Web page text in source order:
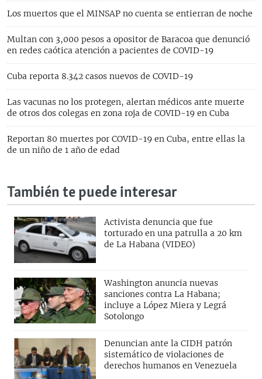
Los muertos que el MINSAP no cuenta se entierran de noche
Multan con 3,000 pesos a opositor de Baracoa que denunció
en redes caótica atención a pacientes de COVID-19
Cuba reporta 8.342 casos nuevos de COVID-19
Las vacunas no los protegen, alertan médicos ante muerte
de otros dos colegas en zona roja de COVID-19 en Cuba
Reportan 80 muertes por COVID-19 en Cuba, entre ellas la
de un niño de 1 año de edad
También te puede interesar
Activista denuncia que fue
torturado en una patrulla a 20 km
de La Habana (VIDEO)
Washington anuncia nuevas
sanciones contra La Habana;
incluye a López Miera y Legrá
Sotolongo
Denuncian ante la CIDH patrón
sistemático de violaciones de
derechos humanos en Venezuela